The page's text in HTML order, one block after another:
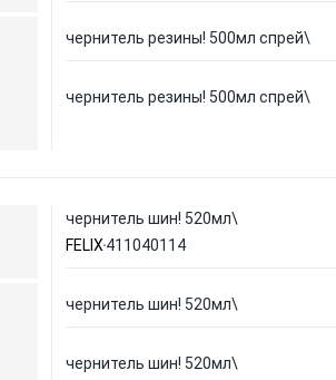
чернитель резины! 500мл спрей\
чернитель резины! 500мл спрей\
чернитель шин! 520мл\
FELIX 411040114
чернитель шин! 520мл\
чернитель шин! 520мл\